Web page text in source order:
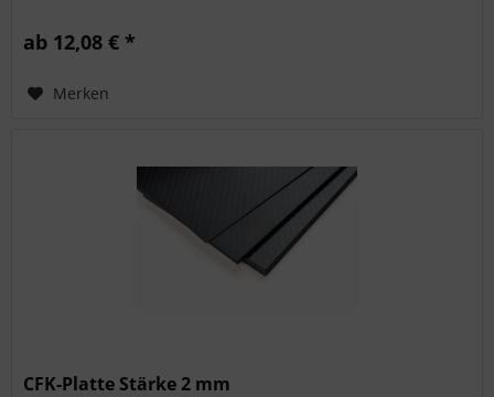
ab 12,08 € *
Merken
CFK-Platte Stärke 2 mm